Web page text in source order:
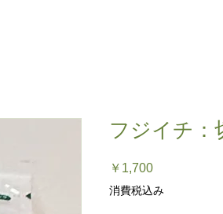
フジイチ：
￥1,700価
格
消費税込み